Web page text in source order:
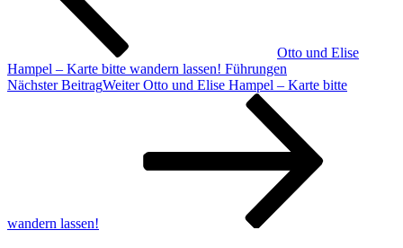
Otto und Elise
Hampel – Karte bitte wandern lassen! Führungen
Nächster BeitragWeiter Otto und Elise Hampel – Karte bitte
wandern lassen!